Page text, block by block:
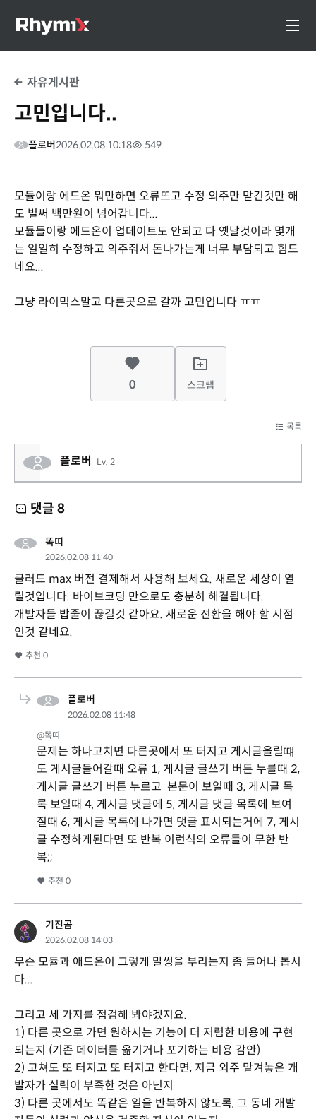
자유게시판
고민입니다..
플로버2026.02.08 10:18 549
모듈이랑 에드온 뭐만하면 오류뜨고 수정 외주만 맏긴것만 해
도 벌써 백만원이 넘어갑니다...
모듈들이랑 에드온이 업데이트도 안되고 다 옛날것이라 몇개
는 일일히 수정하고 외주줘서 돈나가는게 너무 부담되고 힘드
네요...
그냥 라이믹스말고 다른곳으로 갈까 고민입니다 ㅠㅠ
0 스크랩
목록
플로버 Lv. 2
댓글 8
똑띠
2026.02.08 11:40
클러드 max 버전 결제해서 사용해 보세요. 새로운 세상이 열
릴것입니다. 바이브코딩 만으로도 충분히 해결됩니다.
개발자들 밥줄이 끊길것 같아요. 새로운 전환을 해야 할 시점
인것 같네요.
추천 0
플로버
2026.02.08 11:48
@똑띠
문제는 하나고치면 다른곳에서 또 터지고 게시글올릴떄
도 게시글들어갈때 오류 1, 게시글 글쓰기 버튼 누를때 2,
게시글 글쓰기 버튼 누르고 본문이 보일때 3, 게시글 목
록 보일때 4, 게시글 댓글에 5, 게시글 댓글 목록에 보여
질때 6, 게시글 목록에 나가면 댓글 표시되는거에 7, 게시
글 수정하게된다면 또 반복 이런식의 오류들이 무한 반
복;;
추천 0
기진곰
2026.02.08 14:03
무슨 모듈과 애드온이 그렇게 말썽을 부리는지 좀 들어나 봅시
다...
그리고 세 가지를 점검해 봐야겠지요.
1) 다른 곳으로 가면 원하시는 기능이 더 저렴한 비용에 구현
되는지 (기존 데이터를 옮기거나 포기하는 비용 감안)
2) 고쳐도 또 터지고 또 터지고 한다면, 지금 외주 맡겨놓은 개
발자가 실력이 부족한 것은 아닌지
3) 다른 곳에서도 똑같은 일을 반복하지 않도록, 그 동네 개발